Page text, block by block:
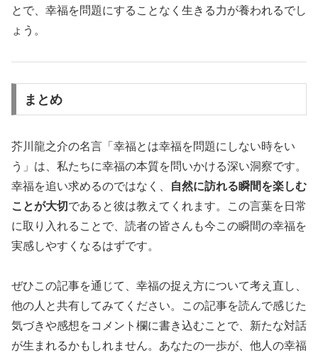
とで、幸福を問題にすることなく生きる力が養われるでし
ょう。
まとめ
芥川龍之介の名言「幸福とは幸福を問題にしない時をい
う」は、私たちに幸福の本質を問いかける深い洞察です。
幸福を追い求めるのではなく、
自然に訪れる瞬間を楽しむ
ことが大切 であると彼は教えてくれます。この言葉を日常
に取り入れることで、読者の皆さんも今この瞬間の幸福を
実感しやすくなるはずです。
ぜひこの記事を通じて、幸福の捉え方について考え直し、
他の人と共有してみてください。この記事を読んで感じた
気づきや感想をコメント欄に書き込むことで、新たな対話
が生まれるかもしれません。あなたの一歩が、他人の幸福